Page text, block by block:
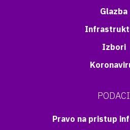
Glazba
Izbori
PODACI
Pravo na pristup